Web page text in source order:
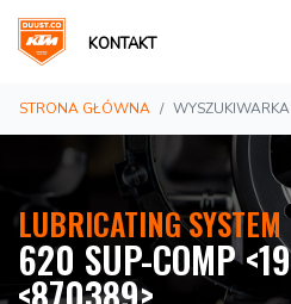
KONTAKT
STRONA GŁÓWNA WYSZUKIWARKA
LUBRICATING SYSTEM
620 SUP-COMP